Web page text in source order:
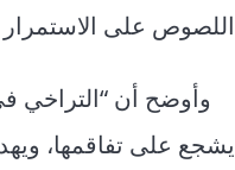
اللصوص على
وأوضح أن “التراخي
يشجع على تفاقمها،